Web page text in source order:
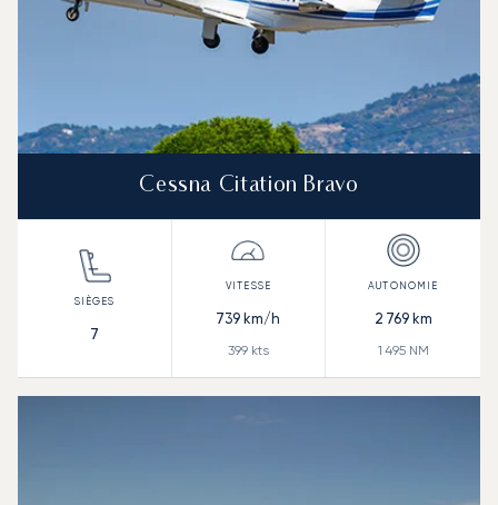
Cessna Citation Bravo
7
739 km/h
399kts
2 769km
1 495NM